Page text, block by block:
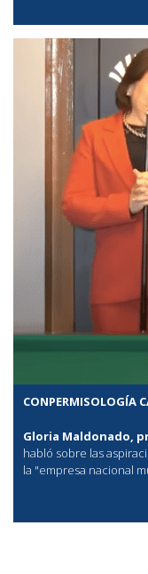
CONPERMISOLOGÍA
Gloria Maldonado,
habló sobre las
la "empresa nacional